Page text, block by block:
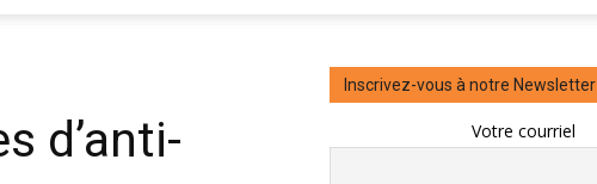
d’anti-
Inscrivez-vous à notre Newsletter
Votre courriel